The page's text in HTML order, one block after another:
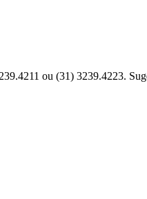
ou (31) 3239.4223.